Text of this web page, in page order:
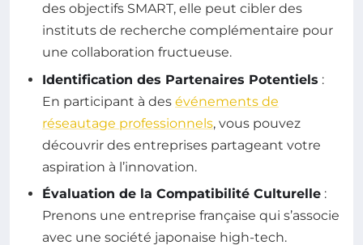
des objectifs SMART, elle peut cibler des
instituts de recherche complémentaire pour
une collaboration fructueuse.
Identification des Partenaires Potentiels :
En participant à des événements de
réseautage professionnels, vous pouvez
découvrir des entreprises partageant votre
aspiration à l’innovation.
Évaluation de la Compatibilité Culturelle :
Prenons une entreprise française qui s’associe
avec une société japonaise high-tech.